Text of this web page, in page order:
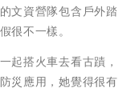
文資營隊包含戶外踏
很不一樣。
起搭火車去看古蹟，
災應用，她覺得很有